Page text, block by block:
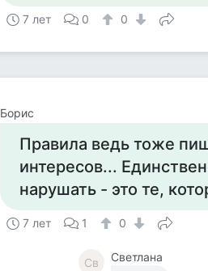
7 лет 0 0
Борис
Правила ведь тоже
интересов...
нарушать - это те,
7 лет 1 0
Св Светлана